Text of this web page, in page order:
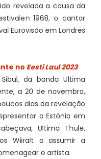
revelada a causa da
1968, o cantor
Eurovisão em Londres
no Eesti Laul 2023
da banda Ultima
a 20 de novembro,
dias da revelação
a Estónia em
Ultima Thule,
Wiiralt a assumir a
o artista.